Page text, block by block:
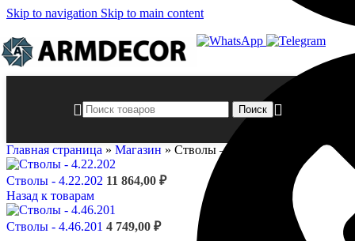
Skip to navigation Skip to main content
Поиск
Главная страница » Магазин » Стволы — 4.22.301
Стволы - 4.22.202 11 864,00 ₽
Назад к товарам
Стволы - 4.46.201 4 749,00 ₽